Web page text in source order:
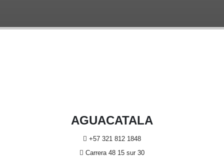
AGUACATALA
+57 321 812 1848
Carrera 48 15 sur 30